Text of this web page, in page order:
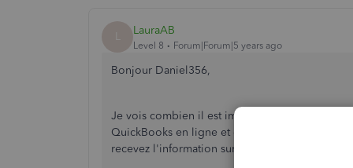
L LauraAB
Level 8 Forum|Forum|5 years ago
Bonjour Daniel356,
Je vois combien il est important pour vous
QuickBooks en ligne et d'avoir un bon plan
recevez l'information sur comment naviguer